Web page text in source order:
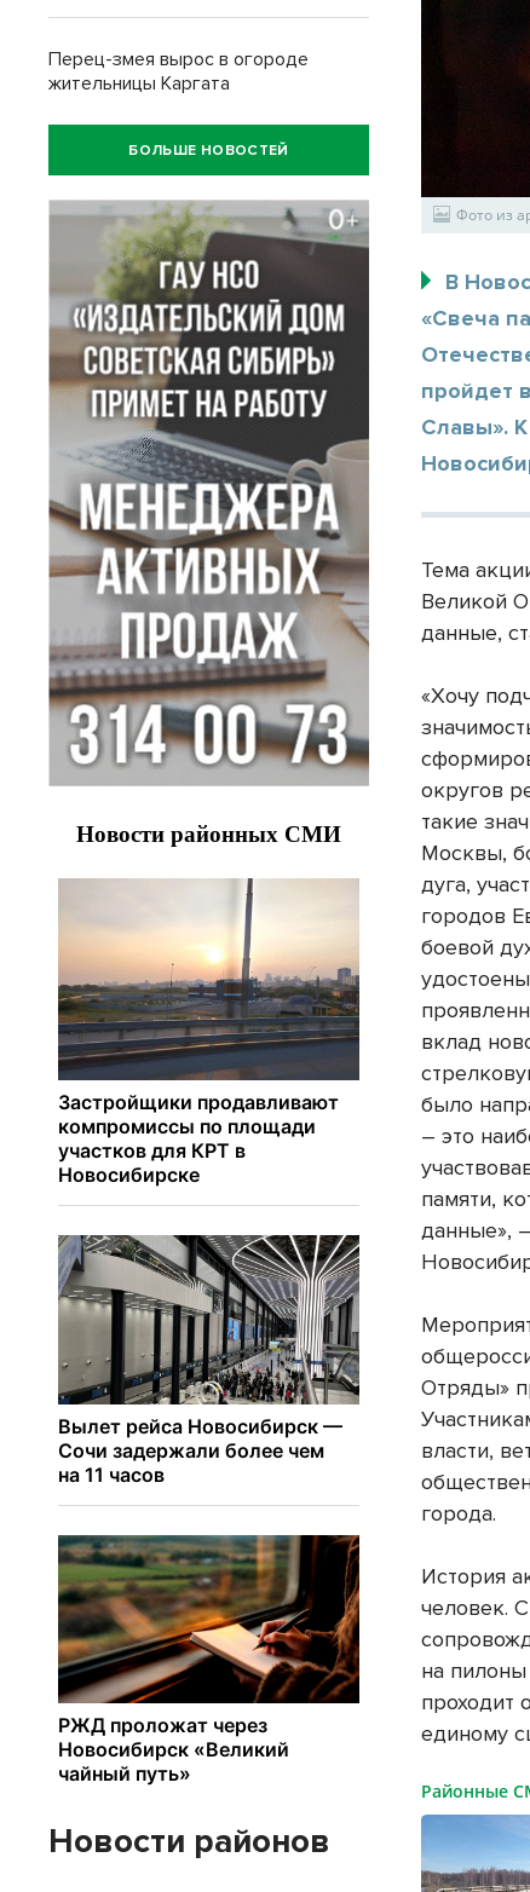
Фото из
В
«Свеча
пройдет
Славы».
Тема
Великой
данные,
«Хочу
округов
такие
Москвы,
дуга,
городов
боевой
вклад
было
– это
памяти,
данные»,
Отряды»
власти,
города.
История
человек.
на
проходит
единому
Районные
Перец-змея вырос в огороде
жительницы Каргата
БОЛЬШЕ НОВОСТЕЙ
Новости районов